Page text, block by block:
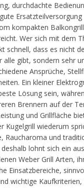
durchdachte
kompakten
Wer sich mit dem
schnell, dass es nicht
alle gibt, sondern sehr
Ansprüche,
Ein kleiner
Lösung sein,
Brennern auf der
und Grillfläche
Kugelgrill wiederum
Raucharoma und
lohnt sich ein
Weber Grill Arten,
Einsatzbereiche,
wichtige